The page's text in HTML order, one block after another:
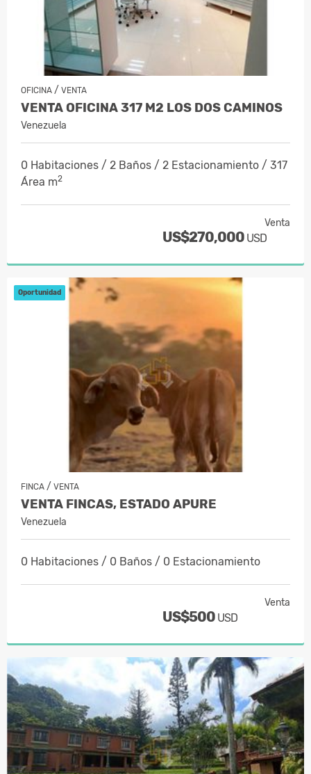
OFICINA / VENTA
VENTA OFICINA 317 M2 LOS DOS CAMINOS
Venezuela
0 Habitaciones / 2 Baños / 2 Estacionamiento / 317
Área m2
Venta
US$270,000 USD
Oportunidad
FINCA / VENTA
VENTA FINCAS, ESTADO APURE
Venezuela
0 Habitaciones / 0 Baños / 0 Estacionamiento
Venta
US$500 USD